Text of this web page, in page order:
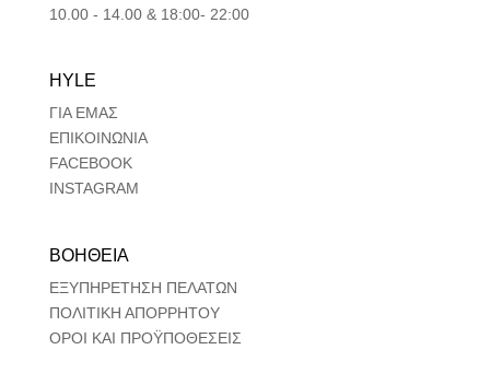
10.00 - 14.00 & 18:00- 22:00
HYLE
ΓΙΑ ΕΜΑΣ
ΕΠΙΚΟΙΝΩΝΙΑ
FACEBOOK
INSTAGRAM
ΒΟΗΘΕΙΑ
ΕΞΥΠΗΡΕΤΗΣΗ ΠΕΛΑΤΩΝ
ΠΟΛΙΤΙΚΗ ΑΠΟΡΡΗΤΟΥ
ΟΡΟΙ ΚΑΙ ΠΡΟΫΠΟΘΕΣΕΙΣ